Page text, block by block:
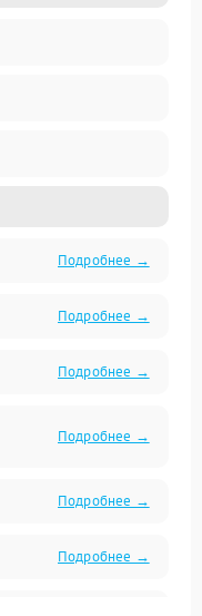
Подробнее →
Подробнее →
Подробнее →
Подробнее →
Подробнее →
Подробнее →